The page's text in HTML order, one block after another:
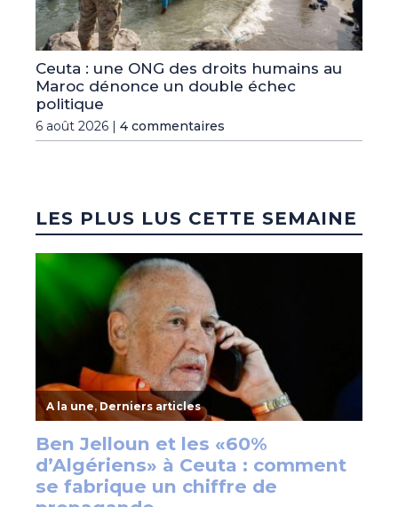
Ceuta : une ONG des droits humains au
Maroc dénonce un double échec
politique
6 août 2026 | 4 commentaires
LES PLUS LUS CETTE SEMAINE